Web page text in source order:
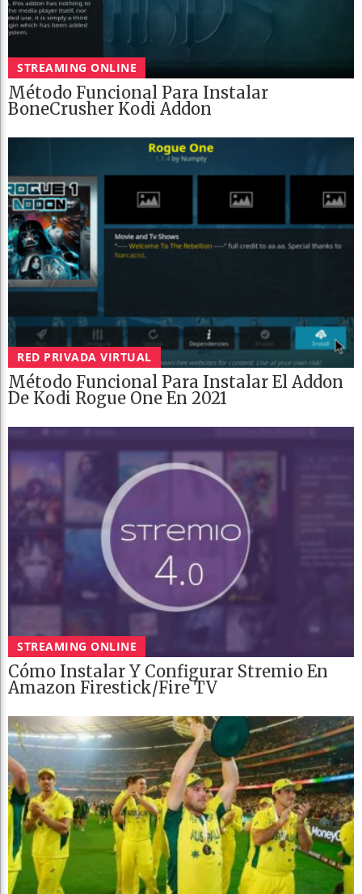
STREAMING ONLINE
Método Funcional Para Instalar
BoneCrusher Kodi Addon
RED PRIVADA VIRTUAL
Método Funcional Para Instalar El Addon
De Kodi Rogue One En 2021
STREAMING ONLINE
Cómo Instalar Y Configurar Stremio En
Amazon Firestick/Fire TV